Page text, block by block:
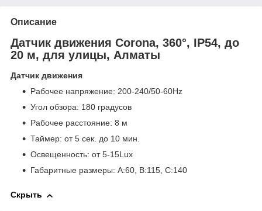
Описание
Датчик движения Corona, 360°, IP54, до
20 м, для улицы, Алматы
Датчик движения
Рабочее напряжение: 200-240/50-60Hz
Угол обзора: 180 градусов
Рабочее расстояние: 8 м
Таймер: от 5 сек. до 10 мин.
Освещенность: от 5-15Lux
Габаритные размеры: A:60, B:115, C:140
Скрыть